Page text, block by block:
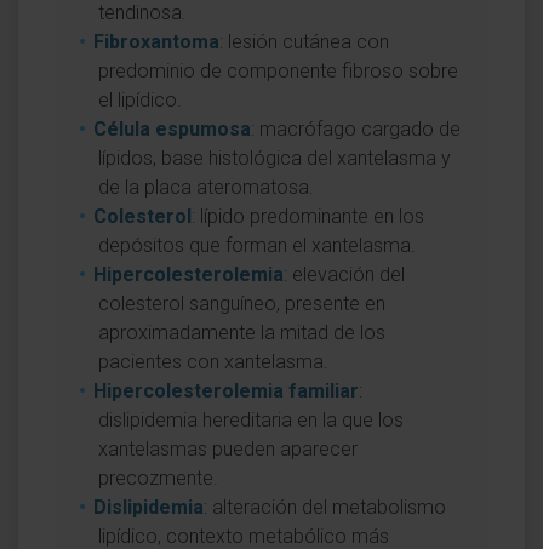
tendinosa.
Fibroxantoma: lesión cutánea con
predominio de componente fibroso sobre
el lipídico.
Célula espumosa: macrófago cargado de
lípidos, base histológica del xantelasma y
de la placa ateromatosa.
Colesterol: lípido predominante en los
depósitos que forman el xantelasma.
Hipercolesterolemia: elevación del
colesterol sanguíneo, presente en
aproximadamente la mitad de los
pacientes con xantelasma.
Hipercolesterolemia familiar:
dislipidemia hereditaria en la que los
xantelasmas pueden aparecer
precozmente.
Dislipidemia: alteración del metabolismo
lipídico, contexto metabólico más